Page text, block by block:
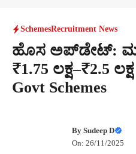
SchemesRecruitment News
ಹೊಸ ಅಪ್‌ಡೇಟ್:
₹1.75 ಲಕ್ಷ–₹2.5
Govt Schemes
By Sudeep D
On: 26/11/2025